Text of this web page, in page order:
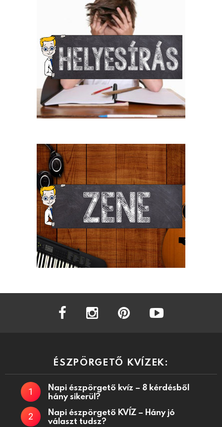
facebook instagram
ÉSZPÖRGETŐ KVÍZEK:
Napi észpörgető kvíz – 8 kérdésből
hány sikerül?
Napi észpörgető KVÍZ – Hány jó
választ tudsz?